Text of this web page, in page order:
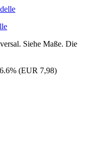
Siehe Maße. Die
(EUR 7,98)